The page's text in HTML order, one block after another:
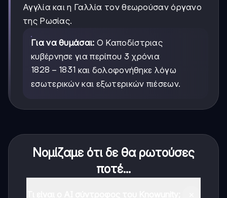
Αγγλία και η Γαλλία τον θεωρούσαν όργανο
της Ρωσίας.
Για να θυμάσαι: Ο Καποδίστριας
κυβέρνησε για περίπου 3 χρόνια
1828-
1831
1828 − 1831 και δολοφονήθηκε λόγω
εσωτερικών και εξωτερικών πιέσεων.
Νομίζαμε ότι δε θα ρωτούσες
ποτέ...